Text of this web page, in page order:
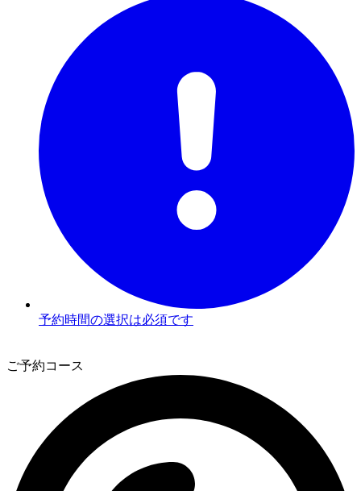
予約時間の選択は必須です
ご予約コース